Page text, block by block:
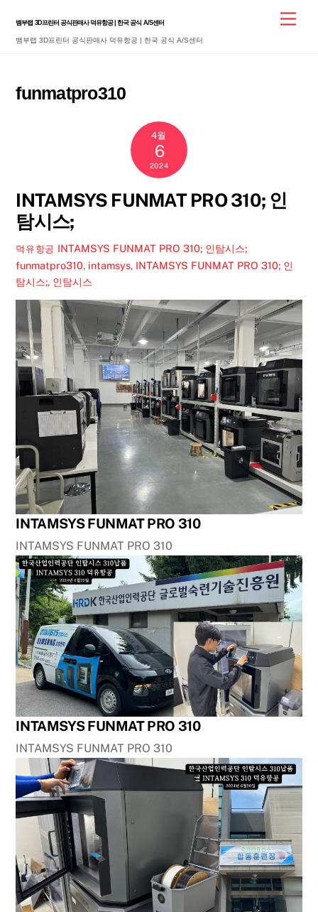
content
뱀부랩 3D프린터 공식판매사 덕유항공 | 한국 공식 A/S센터
뱀부랩 3D프린터 공식판매사 덕유항공 | 한국 공식 A/S센터
funmatpro310
4월
6
2024
INTAMSYS FUNMAT PRO 310; 인
탐시스;
덕유항공 INTAMSYS FUNMAT PRO 310; 인탐시스;
funmatpro310, intamsys, INTAMSYS FUNMAT PRO 310; 인
탐시스;, 인탐시스
INTAMSYS FUNMAT PRO 310
INTAMSYS FUNMAT PRO 310
INTAMSYS FUNMAT PRO 310
INTAMSYS FUNMAT PRO 310